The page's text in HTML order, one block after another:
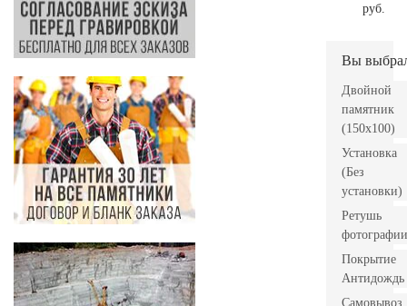
руб.
Вы
Двойной
памятник
(150х100)
Установка
(Без
установки)
Ретушь
фотографии
Покрытие
Антидождь
Самовывоз